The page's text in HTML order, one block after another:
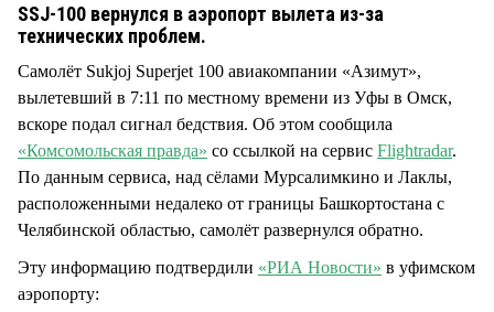
SSJ-100 вернулся в аэропорт вылета из-за
технических проблем.
Самолёт Sukjoj Superjet 100 авиакомпании «Азимут»,
вылетевший в 7:11 по местному времени из Уфы в Омск,
вскоре подал сигнал бедствия. Об этом сообщила
«Комсомольская правда» со ссылкой на сервис Flightradar.
По данным сервиса, над сёлами Мурсалимкино и Лаклы,
расположенными недалеко от границы Башкортостана с
Челябинской областью, самолёт развернулся обратно.
Эту информацию подтвердили «РИА Новости» в уфимском
аэропорту: